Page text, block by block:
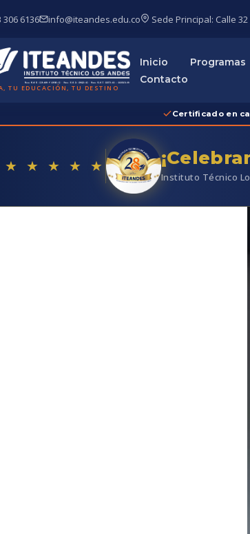
306 6136 info@iteandes.edu.co Sede Principal: Calle
TU EDUCACIÓN, TU DESTINO
Inicio Programas
Contacto
Certificado en
★ ★ ★ ★ ★
Instituto Técnico